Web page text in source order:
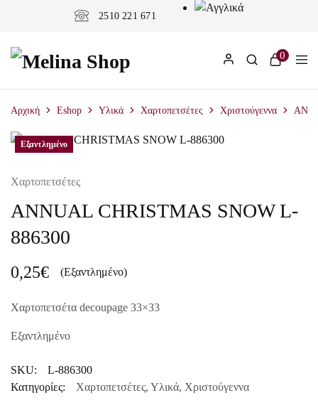
2510 221 671
0
Αρχική Eshop Υλικά Χαρτοπετσέτες Χριστούγεννα
Εξαντλημένο
Χαρτοπετσέτες
ANNUAL CHRISTMAS SNOW L-
886300
0,25€ (Εξαντλημένο)
Χαρτοπετσέτα decoupage 33×33
Εξαντλημένο
SKU:
L-886300
Κατηγορίες:
Χαρτοπετσέτες, Υλικά, Χριστούγεννα
Εξαντλημένο